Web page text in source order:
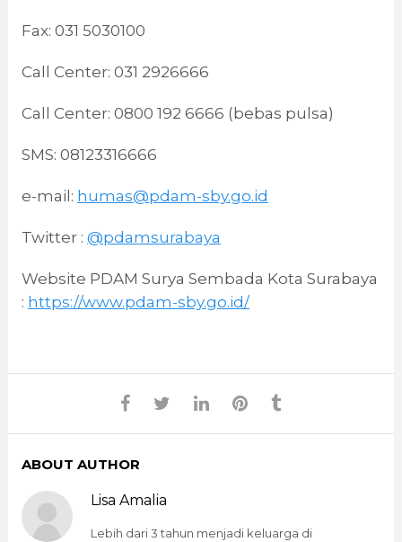
Fax: 031 5030100
Call Center: 031 2926666
Call Center: 0800 192 6666 (bebas pulsa)
SMS: 08123316666
e-mail: humas@pdam-sby.go.id
Twitter : @pdamsurabaya
Website PDAM Surya Sembada Kota Surabaya
: https://www.pdam-sby.go.id/
ABOUT AUTHOR
Lisa Amalia
Lebih dari 3 tahun menjadi keluarga di